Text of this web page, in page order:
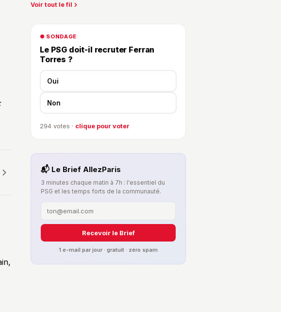
Voir tout le fil
● SONDAGE
Le PSG doit-il recruter Ferran
Torres ?
Oui
Non
294 votes · clique pour voter
📬 Le Brief AllezParis
3 minutes chaque matin à 7h : l'essentiel du
PSG et les temps forts de la communauté.
Recevoir le Brief
1 e-mail par jour · gratuit · zéro spam